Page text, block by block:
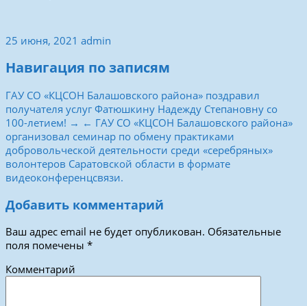
25 июня, 2021 admin
Навигация по записям
ГАУ СО «КЦСОН Балашовского района» поздравил
получателя услуг Фатюшкину Надежду Степановну со
100-летием! → ← ГАУ СО «КЦСОН Балашовского района»
организовал семинар по обмену практиками
добровольческой деятельности среди «серебряных»
волонтеров Саратовской области в формате
видеоконференцсвязи.
Добавить комментарий
Ваш адрес email не будет опубликован. Обязательные
поля помечены *
Комментарий